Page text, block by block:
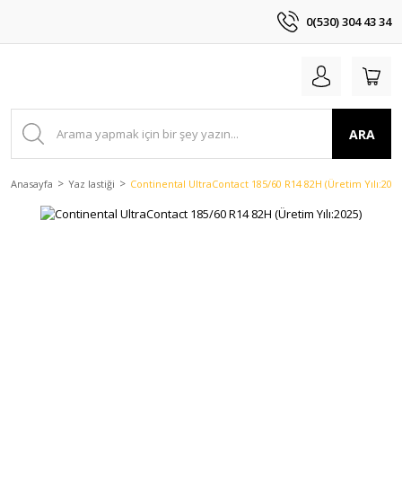
0(530) 304 43 34
ARA
Anasayfa Yaz lastiği Continental UltraContact 185/60 R14 82H (Üretim